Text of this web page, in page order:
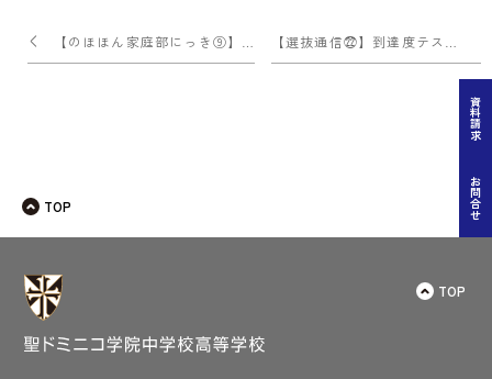
投
稿
ゲー
ショ
【のほほん家庭部にっき⑨】寒い日には…… 【選抜通信㉒】到達度テスト振り返り会
TOP
資料請求
お問合せ
TOP